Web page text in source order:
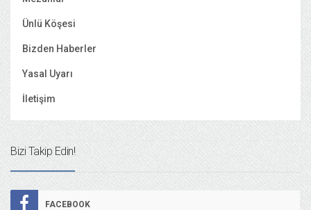
Ünlü Köşesi
Bizden Haberler
Yasal Uyarı
İletişim
Bizi Takip Edin!
FACEBOOK